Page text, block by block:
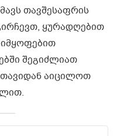
თავშესაფრის
ყურადღებით
შეგიძლიათ
თავიდან აიცილოთ